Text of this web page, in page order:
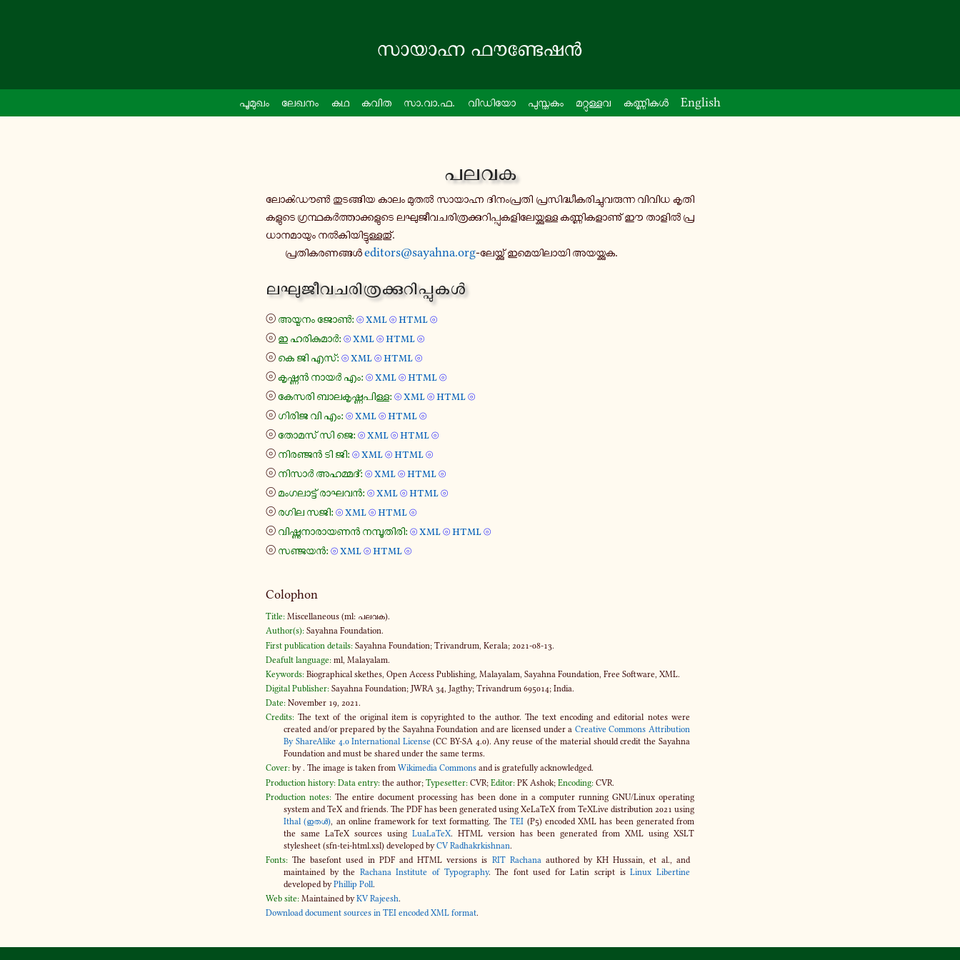
പൂ​മു​ഖം ലേഖനം കഥ കവിത സാ.വാ.ഫ. വി​ഡി​യോ പു​സ്ത​കം മറ്റു​ള്ളവ കണ്ണി​കൾ English
പലവക
ലോൿ​ഡൗൺ തു​ട​ങ്ങിയ കാലം മുതൽ സാ​യാ​ഹ്ന ദി​നം​പ്ര​തി പ്ര​സി​ദ്ധീ​ക​രി​ച്ചു​വ​രു​ന്ന വിവിധ കൃ​തി​
ക​ളു​ടെ ഗ്ര​ന്ഥ​കർ​ത്താ​ക്ക​ളു​ടെ ലഘു​ജീ​വ​ച​രി​ത്ര​ക്കു​റി​പ്പു​ക​ളി​ലേ​യ്ക്കു​ള്ള കണ്ണി​ക​ളാ​ണു് ഈ താളിൽ പ്ര​
ധാ​ന​മാ​യും നൽ​കി​യി​ട്ടു​ള്ള​തു്.
പ്ര​തി​ക​ര​ണ​ങ്ങൾeditors@sayahna.org-​ലേയ്ക്കു് ഇമെ​യി​ലാ​യി അയ​യ്ക്കുക.
ലഘു​ജീ​വ​ച​രി​ത്ര​ക്കു​റി​പ്പു​കൾ
⦾ അയ്മ​നം ജോൺ: ⦾ xml ⦾ html ⦾
⦾ ഇ ഹരി​കു​മാർ: ⦾ xml ⦾ html ⦾
⦾ കെ ജി എസ്: ⦾ xml ⦾ html ⦾
⦾കൃ​ഷ്ണൻ നായർ എം: ⦾ xml ⦾ html ⦾
⦾കേസരി ബാ​ല​കൃ​ഷ്ണ​പി​ള്ള: ⦾ xml ⦾ html ⦾
⦾ ഗിരിജ വി എം: ⦾ xml ⦾ html ⦾
⦾തോമസ് സി ജെ: ⦾ xml ⦾ html ⦾
⦾ നി​ര​ഞ്ജൻ ടി ജി: ⦾ xml ⦾ html ⦾
⦾ നിസാർ അഹ​മ്മ​ദ്: ⦾ xml ⦾ html ⦾
⦾ മം​ഗ​ലാ​ട്ട് രാഘവൻ: ⦾ xml ⦾ html ⦾
⦾ രഗില സജി: ⦾ xml ⦾ html ⦾
⦾ വി​ഷ്ണു​നാ​രാ​യ​ണൻ നമ്പൂ​തി​രി: ⦾ xml ⦾ html ⦾
⦾ സഞ്ജ​യൻ: ⦾ xml ⦾ html ⦾
Colophon
Title: Miscellaneous (ml: പലവക).
Author(s): Sayahna Foundation.
First publication details: Sayahna Foundation; Trivandrum, Kerala; 2021-08-13.
Deafult language: ml, Malayalam.
Keywords: Biographical skethes, Open Access Publishing, Malayalam, Sayahna Foundation, Free Software, XML.
Digital Publisher: Sayahna Foundation; JWRA 34, Jagthy; Trivandrum 695014; India.
Date: November 19, 2021.
Credits: The text of the original item is copyrighted to the author. The text encoding and editorial notes were
created and​/or prepared by the Sayahna Foundation and are licensed under a Creative Commons Attribution
By ShareAlike 4​.0 International License (CC BY-SA 4​.0). Any reuse of the material should credit the Sayahna
Foundation and must be shared under the same terms.
Cover: by . The image is taken from Wikimedia Commons and is gratefully acknowledged.
Production history: Data entry: the author; Typesetter: CVR; Editor: PK Ashok; Encoding: CVR.
Production notes: The entire document processing has been done in a computer running GNU/Linux operating
system and TeX and friends. The PDF has been generated using XeLaTeX from TeXLive distribution 2021 using
Ithal (ഇതൾ) , an online framework for text formatting. TheTEI (P5) encoded XML has been generated from
the same LaTeX sources using LuaLaTeX. HTML version has been generated from XML using XSLT
stylesheet (sfn-​tei-html.xsl) developed byCV Radhakrkishnan.
Fonts: The basefont used in PDF and HTML versions is RIT Rachanaauthored by KH Hussain, et al., and
maintained by the Rachana Institute of Typography. The font used for Latin script isLinux Libertine
developed byPhillip Poll.
Web site: Maintained byKV Rajeesh.
Download document sources in TEI encoded XML format.